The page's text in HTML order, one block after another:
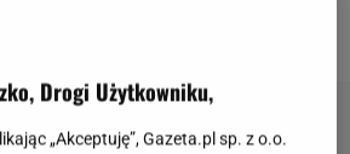
Drogi Użytkowniku,
„Akceptuję”, Gazeta.pl sp. z o.o.